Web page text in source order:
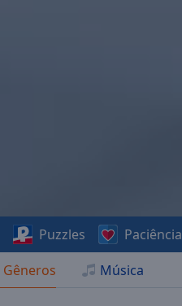
Gêneros Música
Puzzles Paciência